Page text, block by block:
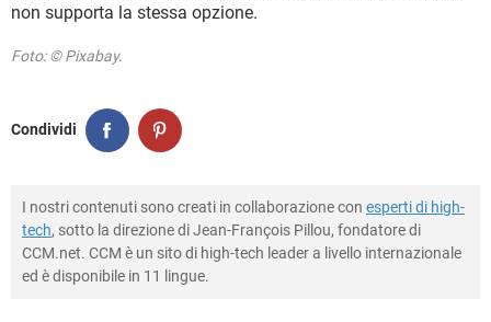
non supporta la stessa opzione.
Foto: © Pixabay.
Condividi
I nostri contenuti sono creati in collaborazione con esperti di high-
tech, sotto la direzione di Jean-François Pillou, fondatore di
CCM.net. CCM è un sito di high-tech leader a livello internazionale
ed è disponibile in 11 lingue.